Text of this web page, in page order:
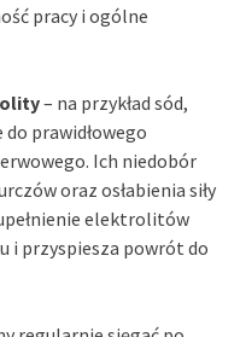
pracy i ogólne
– na przykład sód,
prawidłowego
Ich niedobór
oraz osłabienia siły
elektrolitów
i przyspiesza powrót do